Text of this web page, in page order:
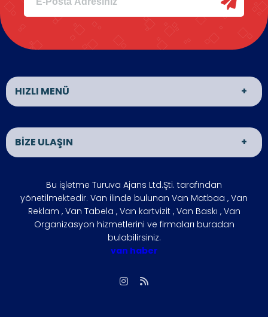
HIZLI MENÜ
Van Matbaa
Van Reklam
Van Organizasyon
İLETİŞİM
HAKKIMIZDA
VAN HABER
İŞLETMENİZİ
BÜYÜTÜN
ÇÖZÜM
ORTAKLARIMIZ
FOTO GALERİ
SIKÇA
BİZE ULAŞIN
ADRES
VAN
ÇALIŞMA SAATLERİ
Hafta içi : 09:00 - 18:00
Bu işletme Turuva Ajans Ltd.Şti. tarafından
yönetilmektedir. Van ilinde bulunan Van Matbaa , Van
Reklam , Van Tabela , Van kartvizit , Van Baskı , Van
Organizasyon hizmetlerini ve firmaları buradan
bulabilirsiniz.
van haber